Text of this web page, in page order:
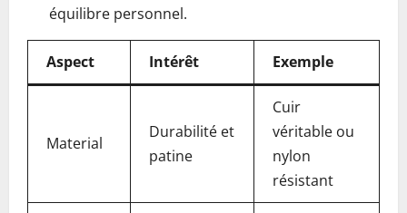
équilibre personnel.
Aspect Intérêt Exemple
Material
Durabilité et
patine
Cuir
véritable ou
nylon
résistant